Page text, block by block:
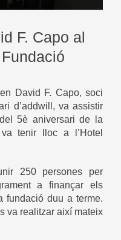
F. Capo al
David F. Capo, soci
d’addwill, va assistir
5è aniversari de la
tenir lloc a l’Hotel
250 persones per
a finançar els
fundació duu a terme.
va realitzar així mateix